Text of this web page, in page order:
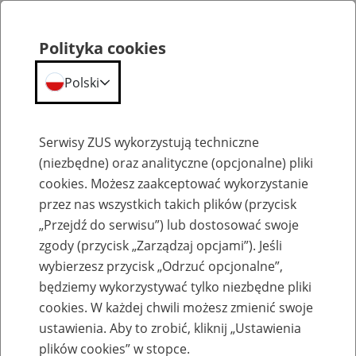
Emerytury
Baza zlikwidowanych lub
przekształconych zakładów pracy
Polityka cookies
Polski
Serwisy ZUS wykorzystują techniczne
(niezbędne) oraz analityczne (opcjonalne) pliki
cookies. Możesz zaakceptować wykorzystanie
przez nas wszystkich takich plików (przycisk
„Przejdź do serwisu”) lub dostosować swoje
zgody (przycisk „Zarządzaj opcjami”). Jeśli
wybierzesz przycisk „Odrzuć opcjonalne”,
będziemy wykorzystywać tylko niezbędne pliki
cookies. W każdej chwili możesz zmienić swoje
ustawienia. Aby to zrobić, kliknij „Ustawienia
plików cookies” w stopce.